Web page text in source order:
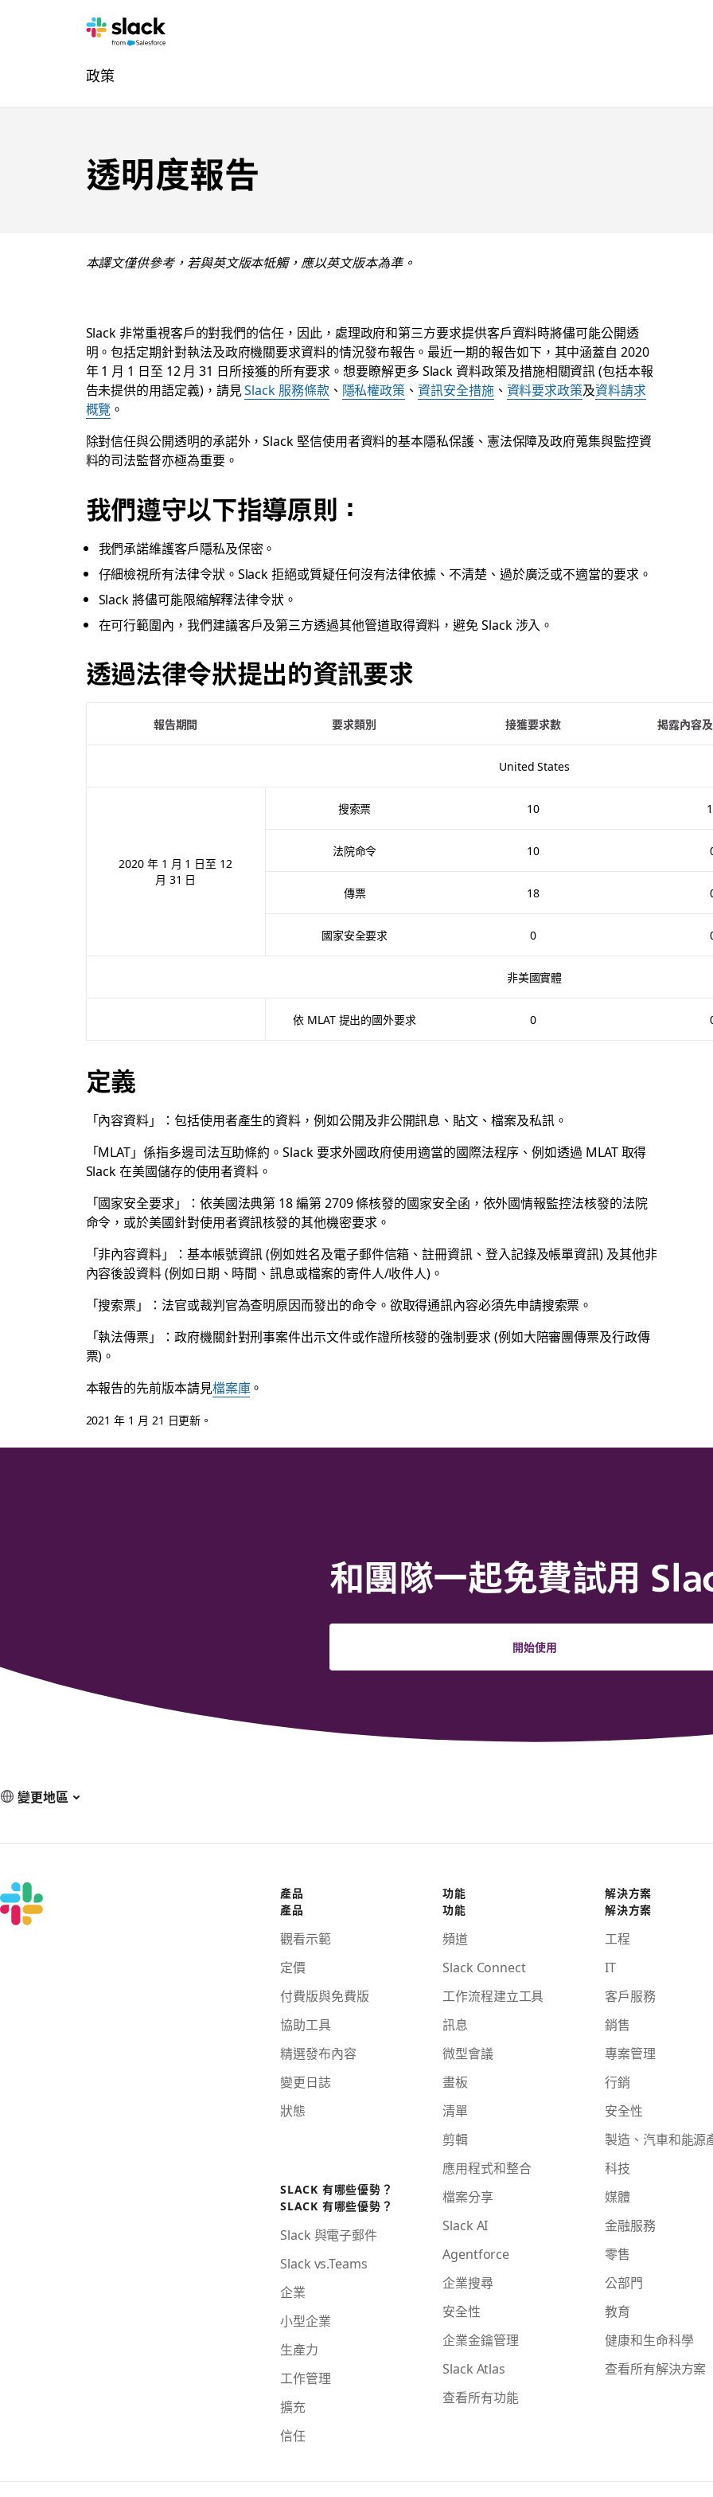
透明度報告
其
政策頁
本譯文僅供參考，若與英文版本牴觸，應以英文版本為準。
Slack 非常重視客戶的對我們的信任，因此，處理政府和第三方要求提供客戶資料時將儘可能公開透
明。包括定期針對執法及政府機關要求資料的情況發布報告。最近一期的報告如下，其中涵蓋自 2020
年 1 月 1 日至 12 月 31 日所接獲的所有要求。想要瞭解更多 Slack 資料政策及措施相關資訊 (包括本報
告未提供的用語定義)，請見Slack 服務條款 、 隱私權政策 、資訊安全措施、 資料要求政策及資料請求
概覽 。
除對信任與公開透明的承諾外，Slack 堅信使用者資料的基本隱私保護、憲法保障及政府蒐集與監控資
料的司法監督亦極為重要。
我們遵守以下指導原則：
我們承諾維護客戶隱私及保密。
仔細檢視所有法律令狀。Slack 拒絕或質疑任何沒有法律依據、不清楚、過於廣泛或不適當的要求。
Slack 將儘可能限縮解釋法律令狀。
在可行範圍內，我們建議客戶及第三方透過其他管道取得資料，避免 Slack 涉入。
透過法律令狀提出的資訊要求
報告期間 要求類別 接獲要求數 揭露內容
United States
2020 年 1 月 1 日至 12
月 31 日
搜索票 10
法院命令 10
傳票 18
國家安全要求 0
非美國實體
依 MLAT 提出的國外要求 0
定義
「內容資料」：包括使用者產生的資料，例如公開及非公開訊息、貼文、檔案及私訊。
「MLAT」係指多邊司法互助條約。Slack 要求外國政府使用適當的國際法程序、例如透過 MLAT 取得
Slack 在美國儲存的使用者資料。
「國家安全要求」：依美國法典第 18 編第 2709 條核發的國家安全函，依外國情報監控法核發的法院
命令，或於美國針對使用者資訊核發的其他機密要求。
「非內容資料」：基本帳號資訊 (例如姓名及電子郵件信箱、註冊資訊、登入記錄及帳單資訊) 及其他非
內容後設資料 (例如日期、時間、訊息或檔案的寄件人/收件人)。
「搜索票」：法官或裁判官為查明原因而發出的命令。欲取得通訊內容必須先申請搜索票。
「執法傳票」：政府機關針對刑事案件出示文件或作證所核發的強制要求 (例如大陪審團傳票及行政傳
票)。
本報告的先前版本請見檔案庫。
2021 年 1 月 21 日更新。
和團隊一起免費試用
開始使用
變更地區
產品
產品
觀看示範
定價
付費版與免費版
協助工具
精選發布內容
變更日誌
狀態
SLACK 有哪些優勢？
SLACK 有哪些優勢？
Slack 與電子郵件
Slack vs.Teams
企業
小型企業
生產力
工作管理
擴充
信任
功能
功能
頻道
Slack Connect
工作流程建立工具
訊息
微型會議
畫板
清單
剪輯
應用程式和整合
檔案分享
Slack AI
Agentforce
企業搜尋
安全性
企業金鑰管理
Slack Atlas
查看所有功能
解決方案
解決方案
工程
IT
客戶服務
銷售
專案管理
行銷
安全性
製造、汽車和能源
科技
媒體
金融服務
零售
公部門
教育
健康和生命科學
查看所有解決方案